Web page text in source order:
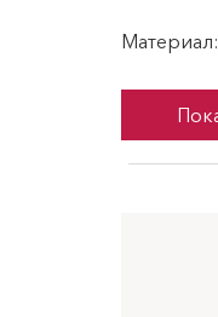
КоллекцииМатериал: